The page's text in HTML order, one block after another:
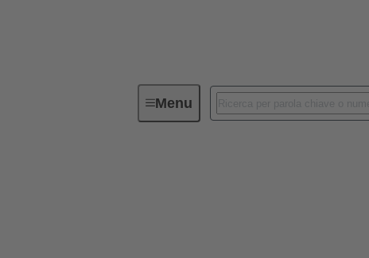
MenuSoluzioni personalizzate